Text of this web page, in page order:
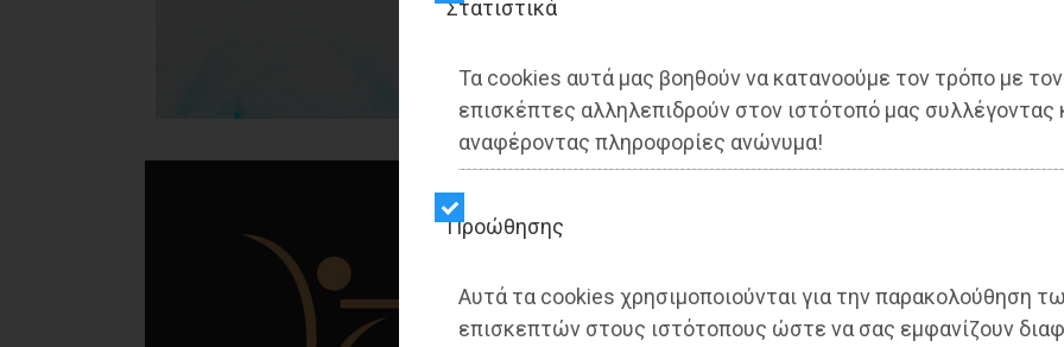
Στατιστικά
Τα cookies αυτά μας βοηθούν να κατανοούμε τον τρόπο με τον
επισκέπτες αλληλεπιδρούν στον ιστότοπό μας συλλέγοντας
αναφέροντας πληροφορίες ανώνυμα!
Προώθησης
Αυτά τα cookies χρησιμοποιούνται για την παρακολούθηση
επισκεπτών στους ιστότοπους ώστε να σας εμφανίζουν